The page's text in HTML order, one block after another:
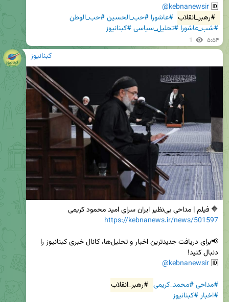
🆔
@kebnanewsir
#رهبر_انقلاب #عاشورا #حب_الحسین#حب_الوطن
#شب_عاشورا#تحلیل_سیاسی#کبنانیوز
1 ۵:۵۴
کبنانیوز
🔶 فیلم | مداحی بی‌نظیر ایران سرای امید محمود کریمی
https://kebnanews.ir/news/501597
🆔
@kebnanewsir
#مداحی#محمد_کریمی #رهبر_انقلاب
#اخبار#کبنانیوز